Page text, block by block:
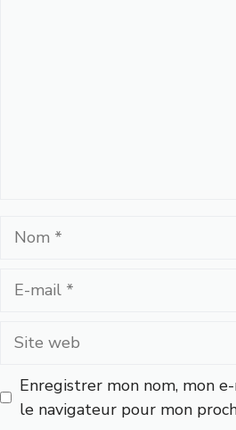
Nom
Site
Enregistrer mon nom, mon
le navigateur pour mon